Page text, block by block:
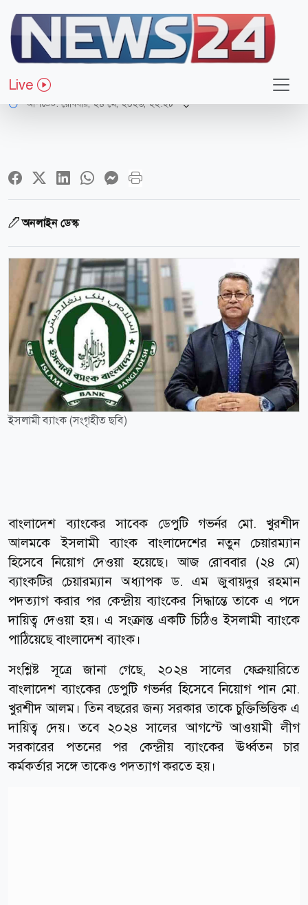
Live
অর্থ-বাণিজ্য
ইসলামী ব্যাংকে নতুন চেয়ারম্যান নিয়োগ
আপডেট: রোববার, ২৪ মে, ২০২৬, ২২:২৮
অনলাইন ডেস্ক
ইসলামী ব্যাংক (সংগৃহীত ছবি)
বাংলাদেশ ব্যাংকের সাবেক ডেপুটি গভর্নর মো. খুরশীদ
আলমকে ইসলামী ব্যাংক বাংলাদেশের নতুন চেয়ারম্যান
হিসেবে নিয়োগ দেওয়া হয়েছে। আজ রোববার (২৪ মে)
ব্যাংকটির চেয়ারম্যান অধ্যাপক ড. এম জুবায়দুর রহমান
পদত্যাগ করার পর কেন্দ্রীয় ব্যাংকের সিদ্ধান্তে তাকে এ পদে
দায়িত্ব দেওয়া হয়। এ সংক্রান্ত একটি চিঠিও ইসলামী ব্যাংকে
পাঠিয়েছে বাংলাদেশ ব্যাংক।
সংশ্লিষ্ট সূত্রে জানা গেছে, ২০২৪ সালের ফেব্রুয়ারিতে
বাংলাদেশ ব্যাংকের ডেপুটি গভর্নর হিসেবে নিয়োগ পান মো.
খুরশীদ আলম। তিন বছরের জন্য সরকার তাকে চুক্তিভিত্তিক এ
দায়িত্ব দেয়। তবে ২০২৪ সালের আগস্টে আওয়ামী লীগ
সরকারের পতনের পর কেন্দ্রীয় ব্যাংকের ঊর্ধ্বতন চার
কর্মকর্তার সঙ্গে তাকেও পদত্যাগ করতে হয়।